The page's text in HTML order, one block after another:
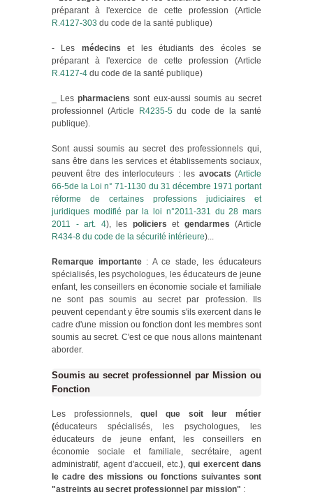
préparant à l'exercice de cette profession (Article
R.4127-303 du code de la santé publique)
- Les médecins et les étudiants des écoles se
préparant à l'exercice de cette profession (Article
R.4127-4 du code de la santé publique)
_ Lespharmaciens sont eux-aussi soumis au secret
professionnel (Article
R4235-5 du code de la santé
publique).
Sont aussi soumis au secret des professionnels qui,
sans être dans les services et établissements sociaux,
peuvent être des interlocuteurs : les avocats (Article
66-5de la Loi n° 71-1130 du 31 décembre 1971 portant
réforme de certaines professions judiciaires et
juridiques modifié par la loi n°2011-331 du 28 mars
2011 - art. 4), les policiers et gendarmes (Article
R434-8 du code de la sécurité intérieure)...
Remarque importante: A ce stade, les éducateurs
spécialisés, les psychologues, les éducateurs de jeune
enfant, les conseillers en économie sociale et familiale
ne sont pas soumis au secret par profession. Ils
peuvent cependant y être soumis s'ils exercent dans le
cadre d'une mission ou fonction dont les membres sont
soumis au secret. C'est ce que nous allons maintenant
aborder.
Soumis au secret professionnel par Mission ou
Fonction
Les professionnels, quel que soit leur métier
(éducateurs spécialisés, les psychologues, les
éducateurs de jeune enfant, les conseillers en
économie sociale et familiale, secrétaire, agent
administratif, agent d'accueil, etc.), qui exercent dans
le cadre des missions ou fonctions suivantes sont
"astreints au secret professionnel par mission" :